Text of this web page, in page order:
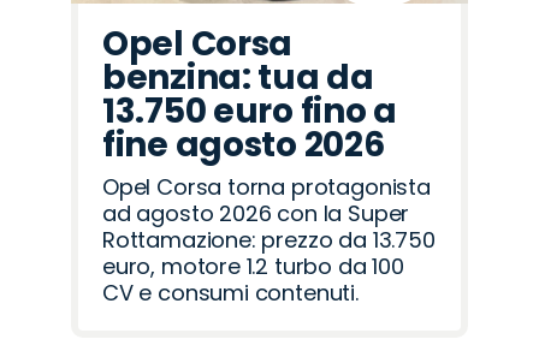
Opel Corsa
benzina: tua da
13.750 euro fino a
fine agosto 2026
Opel Corsa torna protagonista
ad agosto 2026 con la Super
Rottamazione: prezzo da 13.750
euro, motore 1.2 turbo da 100
CV e consumi contenuti.